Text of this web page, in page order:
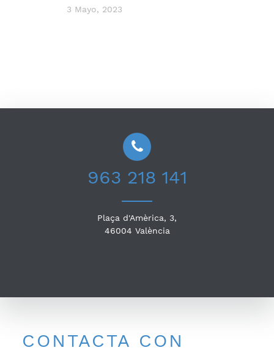
3 Mayo, 2023
963 218 141
Plaça d'Amèrica, 3,
46004 València
CONTACTA CON